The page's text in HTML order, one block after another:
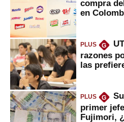
compra
en
PLUS G
razones
las
PLUS G
primer
Fujimori,